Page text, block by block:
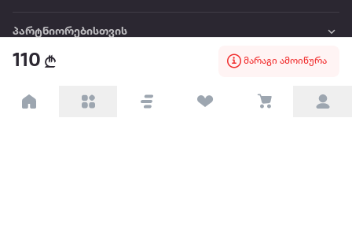
110 მარაგი ამოიწურა
პარტნიორებისთვის
ტრენდული
პოპულარული